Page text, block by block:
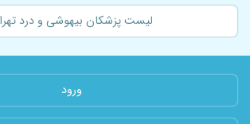
لیست پزشکان بیهوشی و درد
ورود